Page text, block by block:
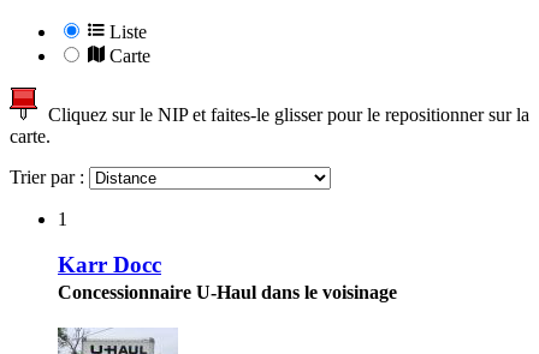
Liste
Carte
Cliquez sur le NIP et faites-le glisser pour le repositionner sur la
carte.
Trier par :
1
Karr Docc
Concessionnaire U-Haul dans le voisinage